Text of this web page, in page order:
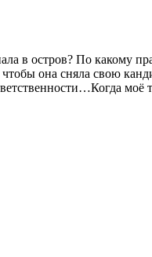
в остров? По какому
она сняла свою
моё